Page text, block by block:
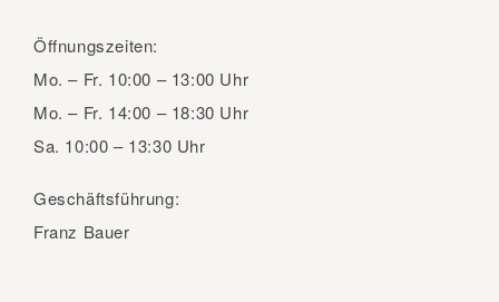
Öffnungszeiten:
Mo. – Fr. 10:00 – 13:00 Uhr
Mo. – Fr. 14:00 – 18:30 Uhr
Sa. 10:00 – 13:30 Uhr
Geschäftsführung:
Franz Bauer